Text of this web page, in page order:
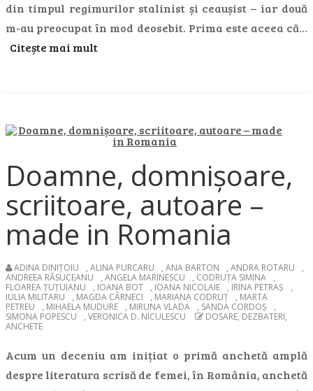
din timpul regimurilor stalinist și ceaușist – iar două
m-au preocupat în mod deosebit. Prima este aceea că…
Citește mai mult
Doamne, domnișoare,
scriitoare, autoare –
made in Romania
ADINA DINIȚOIU , ALINA PURCARU , ANA BARTON , ANDRA ROTARU
,
ANDREEA RĂSUCEANU
, ANGELA MARINESCU , CODRUȚA SIMINA
,
FLOAREA ȚUȚUIANU
, IOANA BOT , IOANA NICOLAIE , IRINA PETRAȘ
,
IULIA MILITARU
, MAGDA CÂRNECI , MARIANA CODRUȚ , MARTA
PETREU
, MIHAELA MUDURE , MIRUNA VLADA , SANDA CORDOȘ
,
SIMONA POPESCU
, VERONICA D. NICULESCU
DOSARE, DEZBATERI,
ANCHETE
Acum un deceniu am inițiat o primă anchetă amplă
despre literatura scrisă de femei, în România, anchetă